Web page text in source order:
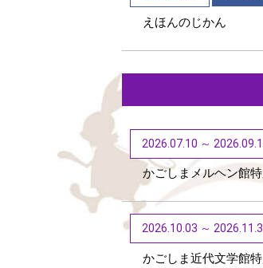
えほんのじかん
2026.07.10 ～
かごしまメルヘン館
2026.10.03 ～
かごしま近代文学館